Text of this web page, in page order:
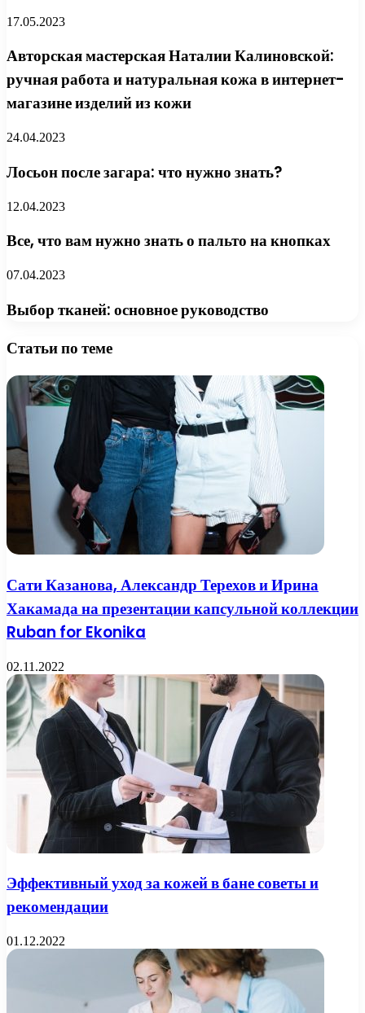
17.05.2023
Авторская мастерская Наталии Калиновской:
ручная работа и натуральная кожа в интернет-
магазине изделий из кожи
24.04.2023
Лосьон после загара: что нужно знать?
12.04.2023
Все, что вам нужно знать о пальто на кнопках
07.04.2023
Выбор тканей: основное руководство
Статьи по теме
Сати Казанова, Александр Терехов и Ирина
Хакамада на презентации капсульной коллекции
Ruban for Ekonika
02.11.2022
Эффективный уход за кожей в бане советы и
рекомендации
01.12.2022